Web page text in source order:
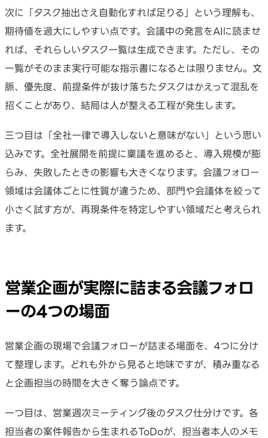
次に「タスク抽出さえ自動化すれば足りる」という理解も、
期待値を過大にしやすい点です。会議中の発言をAIに読ませ
れば、それらしいタスク一覧は生成できます。ただし、その
一覧がそのまま実行可能な指示書になるとは限りません。文
脈、優先度、前提条件が抜け落ちたタスクはかえって混乱を
招くことがあり、結局は人が整える工程が発生します。
三つ目は「全社一律で導入しないと意味がない」という思い
込みです。全社展開を前提に稟議を進めると、導入規模が膨
らみ、失敗したときの影響も大きくなります。会議フォロー
領域は会議体ごとに性質が違うため、部門や会議体を絞って
小さく試す方が、再現条件を特定しやすい領域だと考えられ
ます。
営業企画が実際に詰まる会議フォロ
ーの4つの場面
営業企画の現場で会議フォローが詰まる場面を、4つに分け
て整理します。どれも外から見ると地味ですが、積み重なる
と企画担当の時間を大きく奪う論点です。
一つ目は、営業週次ミーティング後のタスク仕分けです。各
担当者の案件報告から生まれるToDoが、担当者本人のメモ